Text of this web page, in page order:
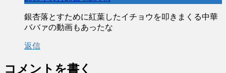
銀杏落とすために紅葉したイチョウを叩きまくる中華
ババァの動画もあったな
返信
コメントを書く